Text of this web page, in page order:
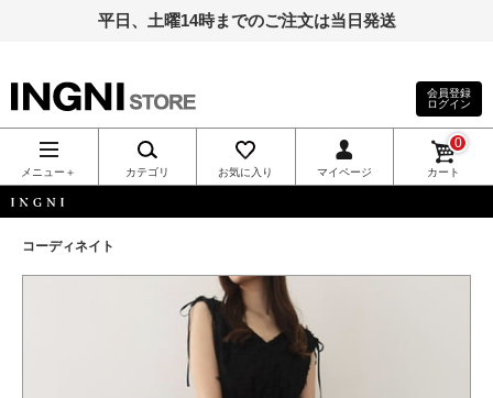
平日、土曜14時までのご注文は当日発送
INGNI（イン
グ）公式通
販｜INGNI
STORE
会員登録
ログイン
メニュー＋ カテゴリ お気に入り マイページ カート
0
コーディネイト